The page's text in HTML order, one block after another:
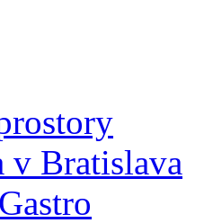
v Bratislava